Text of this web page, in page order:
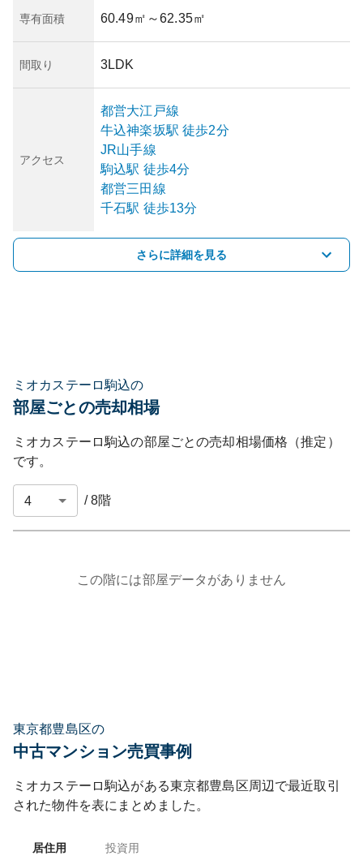
専有面積 60.49㎡ ～62.35㎡
間取り 3LDK
アクセス
都営大江戸線
牛込神楽坂駅 徒歩2分
JR山手線
駒込駅 徒歩4分
都営三田線
千石駅 徒歩13分
さらに詳細を見る
ミオカステーロ駒込の
部屋ごとの売却相場
ミオカステーロ駒込の部屋ごとの売却相場価格（推定）
です。
/8階
この階には部屋データがありません
東京都豊島区の
中古マンション売買事例
ミオカステーロ駒込がある東京都豊島区周辺で最近取引
された物件を表にまとめました。
居住用 投資用